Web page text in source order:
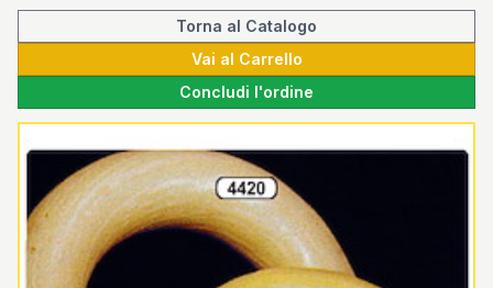
Torna al Catalogo
Vai al Carrello
Concludi l'ordine